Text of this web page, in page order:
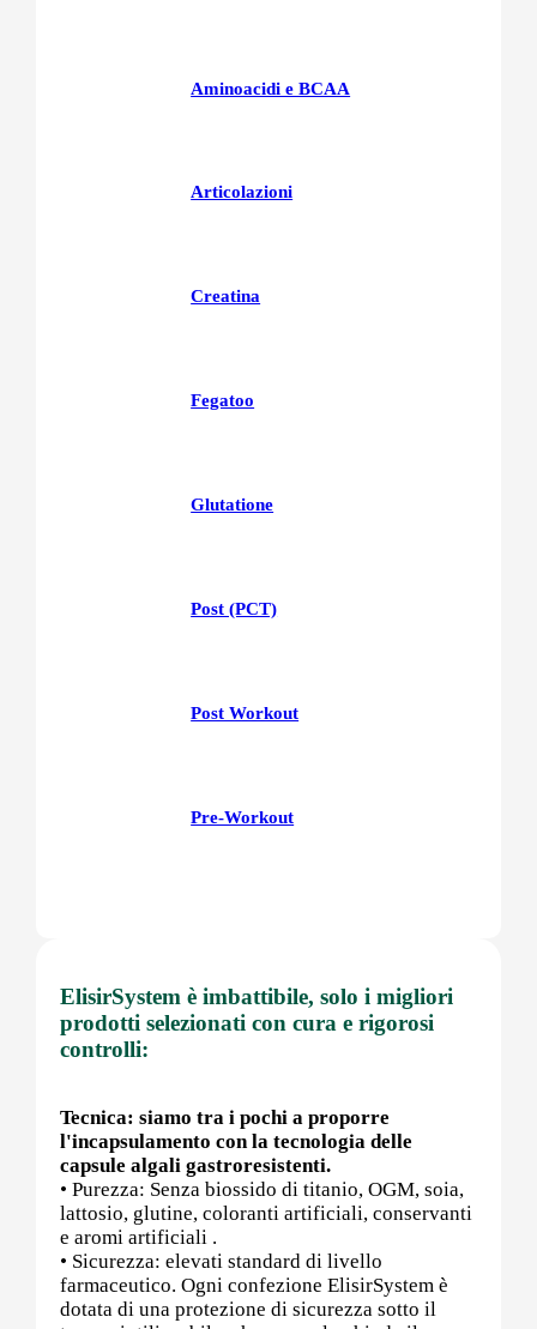
Aminoacidi e BCAA
Articolazioni
Creatina
Fegatoo
Glutatione
Post (PCT)
Post Workout
Pre-Workout
Proteine
Sali minerali
Supporto Reni
ElisirSystem è imbattibile, solo i migliori
prodotti selezionati con cura e rigorosi
controlli:
Tecnica: siamo tra i pochi a proporre
l'incapsulamento con la tecnologia delle
capsule algali gastroresistenti.
• Purezza: Senza biossido di titanio, OGM, soia,
lattosio, glutine, coloranti artificiali, conservanti
e aromi artificiali .
• Sicurezza: elevati standard di livello
farmaceutico. Ogni confezione ElisirSystem è
dotata di una protezione di sicurezza sotto il